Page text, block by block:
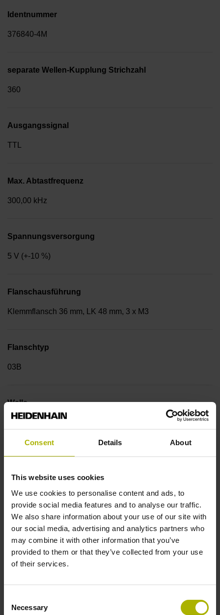
Consent Details About
This website uses cookies
We use cookies to personalise content and ads, to
provide social media features and to analyse our traffic.
We also share information about your use of our site with
our social media, advertising and analytics partners who
may combine it with other information that you’ve
provided to them or that they’ve collected from your use
of their services.
Selection
Necessary
Identnummer
376840-4M
separate Wellen-Kupplung Strichzahl
360
Ausgangssignal
TTL
Max. Abtastfrequenz
300,00 kHz
Spannungsversorgung
5 V (+-10 %)
Flanschausführung
Klemmflansch 36 mm, LK 48 mm, 3 x M3
Flanschtyp
03B
Welle
Wellentyp
01J
Schutzart
IP66 (EN60529)
Arbeitstemperatur